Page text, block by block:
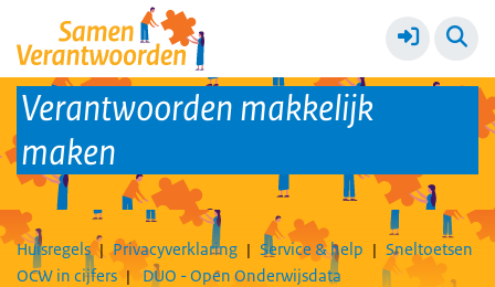
Proefjaar Meer
Verantwoorden makkelijk
maken
Huisregels Privacyverklaring Service & help
Sneltoetsen
OCW in cijfers
DUO - Open Onderwijsdata